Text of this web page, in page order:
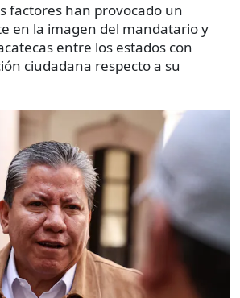
factores han provocado un
en la imagen del mandatario y
entre los estados con
ciudadana respecto a su